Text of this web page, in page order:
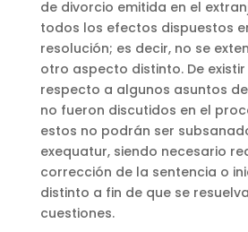
de divorcio emitida en el
todos los efectos dispuestos
resolución; es decir, no se
otro aspecto distinto. De existir
respecto a algunos asuntos
no fueron discutidos en el
estos no podrán ser
exequatur, siendo necesario
corrección de la sentencia o
distinto a fin de que se
cuestiones.